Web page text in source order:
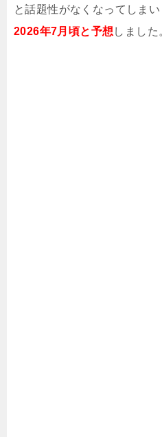
と話題性がなくなってしまい
2026年7月頃と予想 しました